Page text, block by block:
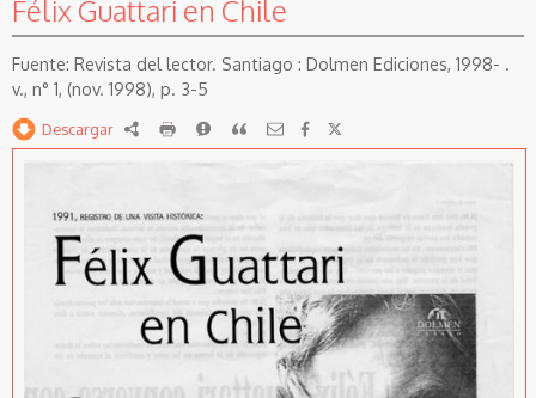
Félix Guattari en Chile
Revista del lector. Santiago : Dolmen Ediciones, 1998- .
v., n° 1, (nov. 1998), p. 3-5
Descargar RDF imprimirReportarCitar